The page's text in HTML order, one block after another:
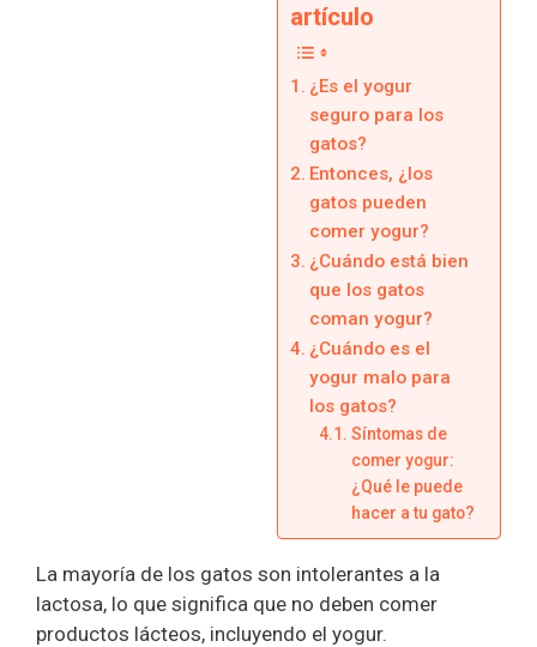
artículo
¿Es el yogur
seguro para los
gatos?
Entonces, ¿los
gatos pueden
comer yogur?
¿Cuándo está bien
que los gatos
coman yogur?
¿Cuándo es el
yogur malo para
los gatos?
Síntomas de
comer yogur:
¿Qué le puede
hacer a tu gato?
La mayoría de los gatos son intolerantes a la
lactosa, lo que significa que no deben comer
productos lácteos, incluyendo el yogur.